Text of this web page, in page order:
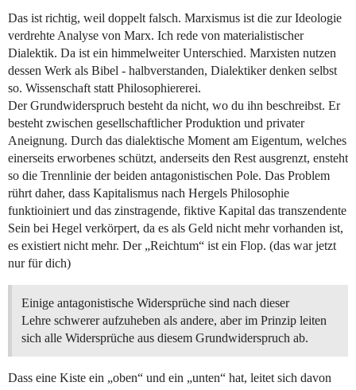
Das ist richtig, weil doppelt falsch. Marxismus ist die zur Ideologie
verdrehte Analyse von Marx. Ich rede von materialistischer
Dialektik. Da ist ein himmelweiter Unterschied. Marxisten nutzen
dessen Werk als Bibel - halbverstanden, Dialektiker denken selbst
so. Wissenschaft statt Philosophiererei.
Der Grundwiderspruch besteht da nicht, wo du ihn beschreibst. Er
besteht zwischen gesellschaftlicher Produktion und privater
Aneignung. Durch das dialektische Moment am Eigentum, welches
einerseits erworbenes schützt, anderseits den Rest ausgrenzt, ensteht
so die Trennlinie der beiden antagonistischen Pole. Das Problem
rührt daher, dass Kapitalismus nach Hergels Philosophie
funktioiniert und das zinstragende, fiktive Kapital das transzendente
Sein bei Hegel verkörpert, da es als Geld nicht mehr vorhanden ist,
es existiert nicht mehr. Der „Reichtum“ ist ein Flop. (das war jetzt
nur für dich)
Einige antagonistische Widersprüche sind nach dieser
Lehre schwerer aufzuheben als andere, aber im Prinzip leiten
sich alle Widersprüche aus diesem Grundwiderspruch ab.
Dass eine Kiste ein „oben“ und ein „unten“ hat, leitet sich davon